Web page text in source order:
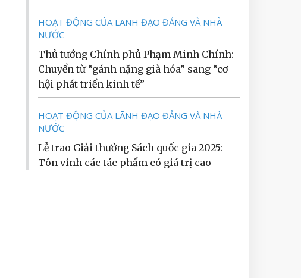
HOẠT ĐỘNG CỦA LÃNH ĐẠO ĐẢNG VÀ NHÀ
NƯỚC
Thủ tướng Chính phủ Phạm Minh Chính:
Chuyển từ “gánh nặng già hóa” sang “cơ
hội phát triển kinh tế”
HOẠT ĐỘNG CỦA LÃNH ĐẠO ĐẢNG VÀ NHÀ
NƯỚC
Lễ trao Giải thưởng Sách quốc gia 2025:
Tôn vinh các tác phẩm có giá trị cao